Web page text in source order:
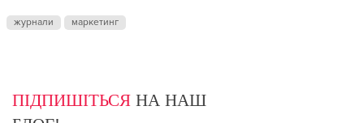
журнали маркетинг
ПІДПИШІТЬСЯ НА НАШ